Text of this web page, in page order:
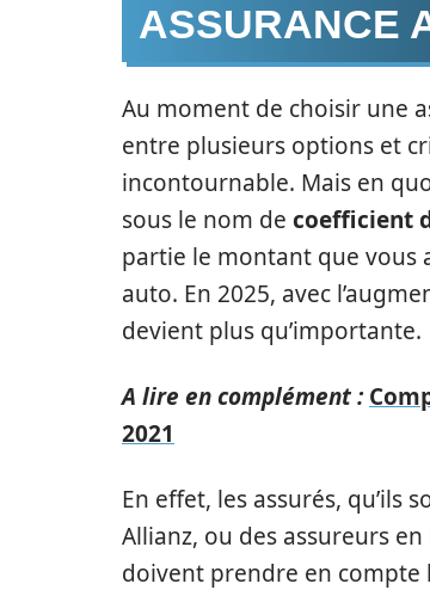
ASSURANCE
Au moment de choisir une
entre plusieurs options et
incontournable. Mais en
sous le nom de coefficient
partie le montant que vous
auto. En 2025, avec
devient plus qu’importante.
A lire en complément :
2021
En effet, les assurés, qu’ils
Allianz, ou des assureurs
doivent prendre en compte